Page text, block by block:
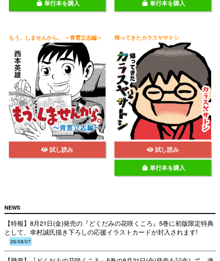
単行本を購入 単行本を購入
もう、しませんから。 ～青雲立志編～
試し読み
帰ってきたカラスヤサトシ
試し読み
単行本を購入
NEWS
【特報】8月21日(金)発売の『どくだみの花咲くころ』5巻に初版限定特典
として、幸村誠氏描き下ろしの応援イラストカードが封入されます!
26/08/07